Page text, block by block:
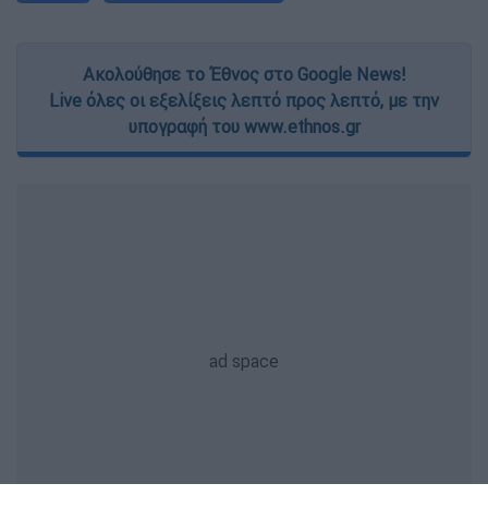
Ακολούθησε το Έθνος στο Google News!
Live όλες οι εξελίξεις λεπτό προς λεπτό, με την
υπογραφή του www.ethnos.gr